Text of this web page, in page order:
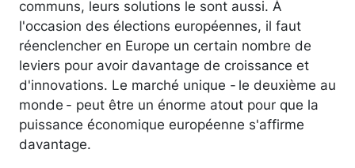
communs, leurs solutions le sont aussi. À
l'occasion des élections européennes, il faut
réenclencher en Europe un certain nombre de
leviers pour avoir davantage de croissance et
d'innovations. Le marché unique - le deuxième au
monde - peut être un énorme atout pour que la
puissance économique européenne s'affirme
davantage.